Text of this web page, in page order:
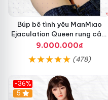
Búp bê tình yêu ManMiao
Ejaculation Queen rung cảm
biến sưởi ấm phun nước thông
9.000.000₫
(478)
-36%
Hot
5